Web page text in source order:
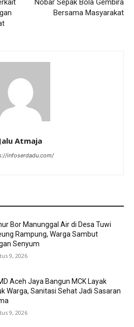
Nobar Sepak Bola Gembira
Bersama Masyarakat
Jalu Atmaja
infoserdadu.com/
Bor Manunggal Air di Desa Tuwi
Rampung, Warga Sambut
Senyum
9, 2026
Aceh Jaya Bangun MCK Layak
Warga, Sanitasi Sehat Jadi Sasaran
9, 2026